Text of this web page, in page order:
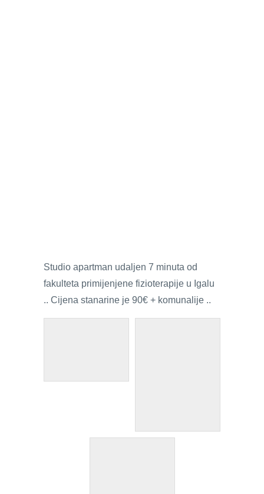
Studio apartman udaljen 7 minuta od
fakulteta primijenjene fizioterapije u Igalu
.. Cijena stanarine je 90€ + komunalije ..